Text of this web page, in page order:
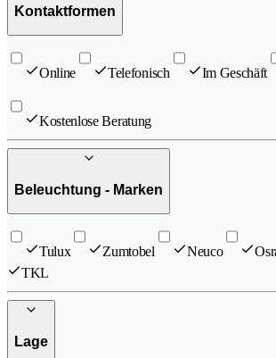
Kontaktformen
Online Telefonisch Im Geschäft
Kostenlose Beratung
Beleuchtung - Marken
Tulux Zumtobel Neuco
TKL
Lage